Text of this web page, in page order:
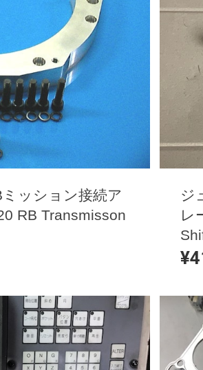
ッション接続ア
RB Transmisson
ジ
レ